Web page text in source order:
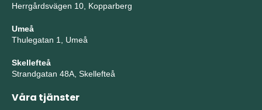
Herrgårdsvägen 10, Kopparberg
Umeå
Thulegatan 1, Umeå
Skellefteå
Strandgatan 48A, Skellefteå
Våra tjänster